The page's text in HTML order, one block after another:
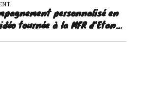
personnalisé en
tournée à la MFR d'Etang-